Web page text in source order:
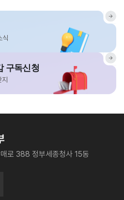
식
구독신청
로 388 정부세종청사 15동